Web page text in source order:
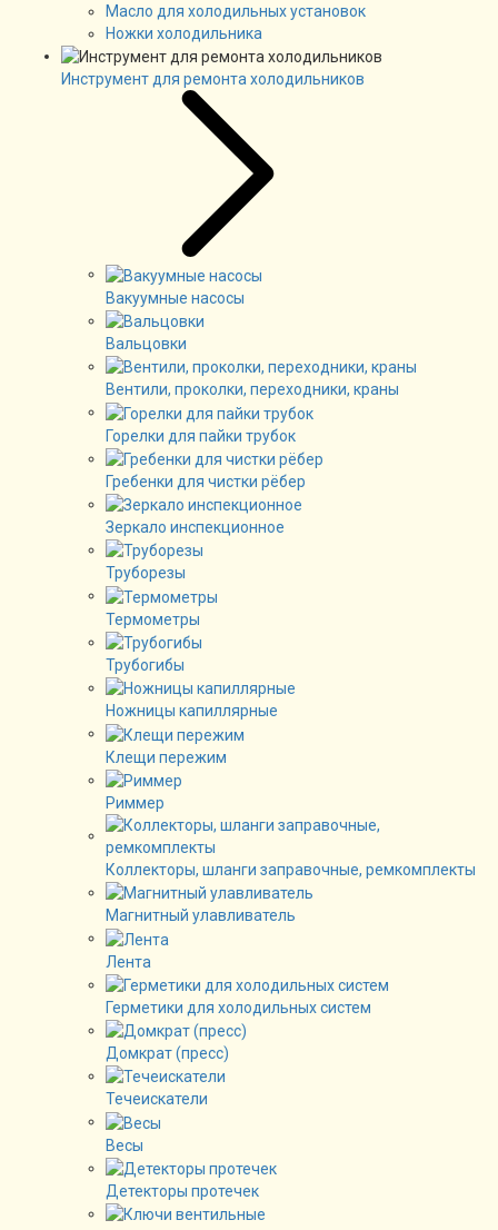
Масло для холодильных установок
Ножки холодильника
Инструмент для ремонта холодильников
Вакуумные насосы
Вальцовки
Вентили, проколки, переходники, краны
Горелки для пайки трубок
Гребенки для чистки рёбер
Зеркало инспекционное
Труборезы
Термометры
Трубогибы
Ножницы капиллярные
Клещи пережим
Риммер
Коллекторы, шланги заправочные, ремкомплекты
Магнитный улавливатель
Лента
Герметики для холодильных систем
Домкрат (пресс)
Течеискатели
Весы
Детекторы протечек